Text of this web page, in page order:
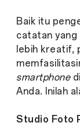
Baik itu
catatan yang
lebih kreatif,
smartphone
Anda. Inilah
Studio Foto